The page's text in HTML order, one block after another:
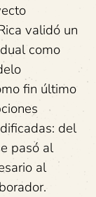
validó un
como
fin último
del
pasó al
al